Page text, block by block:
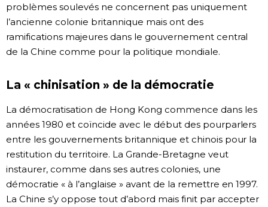
problèmes soulevés ne concernent pas uniquement
l’ancienne colonie britannique mais ont des
ramifications majeures dans le gouvernement central
de la Chine comme pour la politique mondiale.
La « chinisation » de la démocratie
La démocratisation de Hong Kong commence dans les
années 1980 et coïncide avec le début des pourparlers
entre les gouvernements britannique et chinois pour la
restitution du territoire. La Grande-Bretagne veut
instaurer, comme dans ses autres colonies, une
démocratie « à l’anglaise » avant de la remettre en 1997.
La Chine s’y oppose tout d’abord mais finit par accepter